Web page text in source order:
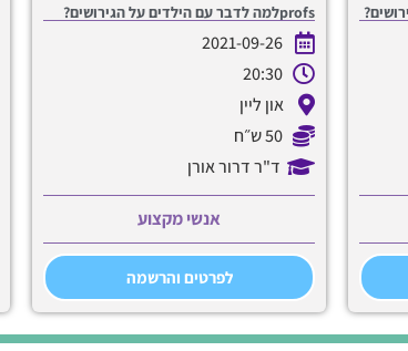
profsלמה לדבר עם הילדים על הגירושים?
2021-09-26
20:30
און ליין
50 ש״ח
ד"ר דרור אורן
אנשי מקצוע
לפרטים והרשמה